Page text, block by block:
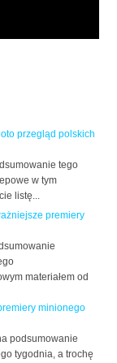
przegląd polskich
tego
w tym
listę...
premiery
materiałem od
minionego
podsumowanie
tygodnia, a trochę